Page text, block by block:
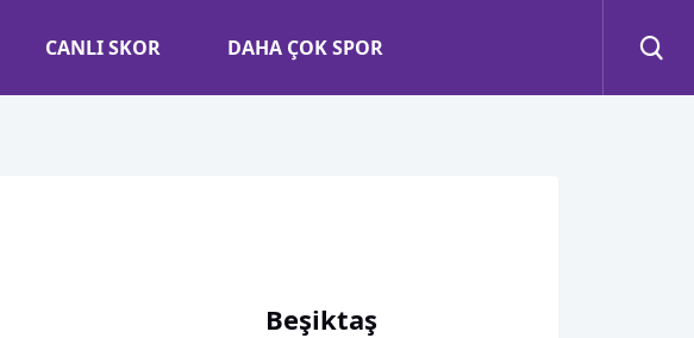
CANLI SKOR DAHA ÇOK SPOR
Beşiktaş